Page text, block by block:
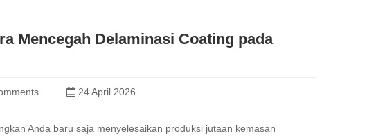
Mencegah Delaminasi Coating pada
24 April 2026
Anda baru saja menyelesaikan produksi jutaan kemasan